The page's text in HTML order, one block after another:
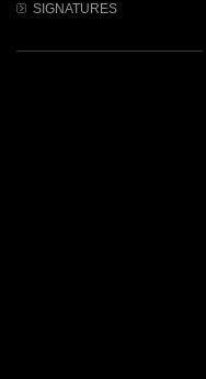
SIGNATURES